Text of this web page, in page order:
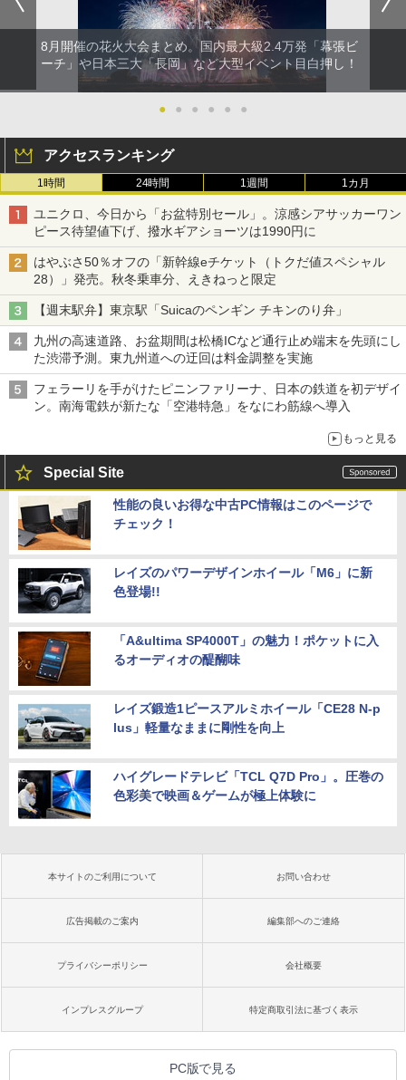
8月開催の花火大会まとめ。国内最大級2.4万発「幕張ビ
ーチ」や日本三大「長岡」など大型イベント目白押し！
● ● ● ● ● ●
アクセスランキング
1時間 24時間 1週間 1カ月
ユニクロ、今日から「お盆特別セール」。涼感シアサッカーワン
ピース待望値下げ、撥水ギアショーツは1990円に
はやぶさ50％オフの「新幹線eチケット（トクだ値スペシャル
28）」発売。秋冬乗車分、えきねっと限定
【週末駅弁】東京駅「Suicaのペンギン チキンのり弁」
九州の高速道路、お盆期間は松橋ICなど通行止め端末を先頭にし
た渋滞予測。東九州道への迂回は料金調整を実施
フェラーリを手がけたピニンファリーナ、日本の鉄道を初デザイ
ン。南海電鉄が新たな「空港特急」をなにわ筋線へ導入
もっと見る
Special Site
性能の良いお得な中古PC情報はこのページで
チェック！
レイズのパワーデザインホイール「M6」に新
色登場!!
「A&ultima SP4000T」の魅力！ポケットに入
るオーディオの醍醐味
レイズ鍛造1ピースアルミホイール「CE28 N-p
lus」軽量なままに剛性を向上
ハイグレードテレビ「TCL Q7D Pro」。圧巻の
色彩美で映画＆ゲームが極上体験に
本サイトのご利用について お問い合わせ
広告掲載のご案内 編集部へのご連絡
プライバシーポリシー 会社概要
インプレスグループ 特定商取引法に基づく表示
PC版で見る